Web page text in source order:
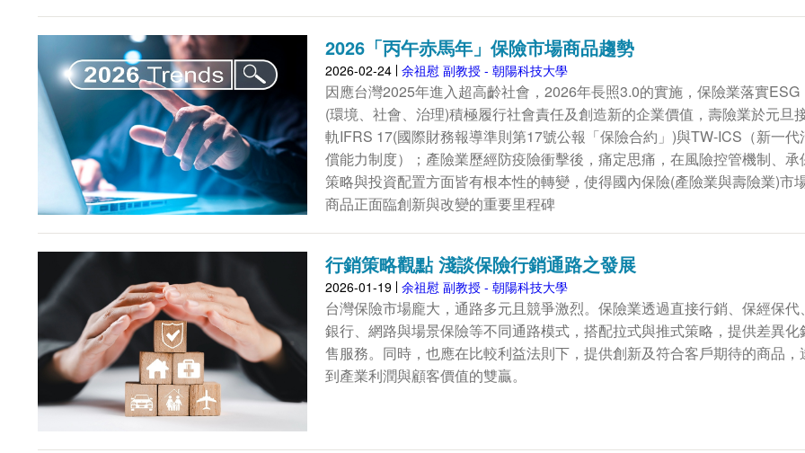
2026「丙午赤馬年」保險市場商品趨勢
2026-02-24 余祖慰 副教授 - 朝陽科技大學
因應台灣2025年進入超高齡社會，2026年長照3.0的實施，保險業落實ESG
(環境、社會、治理)積極履行社會責任及創造新的企業價值，壽險業於元旦
軌IFRS 17(國際財務報導準則第17號公報「保險合約」)與TW-ICS（新一代
償能力制度）；產險業歷經防疫險衝擊後，痛定思痛，在風險控管機制、承
策略與投資配置方面皆有根本性的轉變，使得國內保險(產險業與壽險業)市
商品正面臨創新與改變的重要里程碑
行銷策略觀點 淺談保險行銷通路之發展
2026-01-19 余祖慰 副教授 - 朝陽科技大學
台灣保險市場龐大，通路多元且競爭激烈。保險業透過直接行銷、保經保代、
銀行、網路與場景保險等不同通路模式，搭配拉式與推式策略，提供差異化
售服務。同時，也應在比較利益法則下，提供創新及符合客戶期待的商品，
到產業利潤與顧客價值的雙贏。